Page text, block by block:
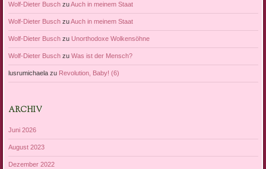
Wolf-Dieter BuschzuAuch in meinem Staat
Wolf-Dieter BuschzuAuch in meinem Staat
Wolf-Dieter Buschzu Unorthodoxe Wolkensöhne
Wolf-Dieter Buschzu Was ist der Mensch?
lusrumichaelazu Revolution, Baby! (6)
ARCHIV
Juni 2026
August 2023
Dezember 2022